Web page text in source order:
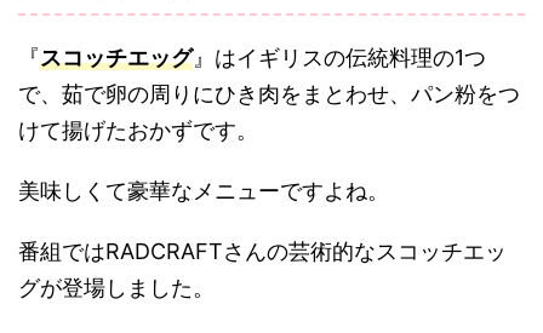
『スコッチエッグ』はイギリスの伝統料理の1つ
で、茹で卵の周りにひき肉をまとわせ、パン粉をつ
けて揚げたおかずです。
美味しくて豪華なメニューですよね。
番組ではRADCRAFTさんの芸術的なスコッチエッ
グが登場しました。